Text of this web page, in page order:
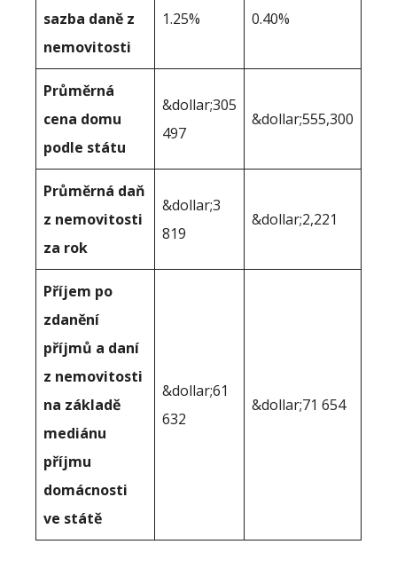
sazba daně z
nemovitosti
1.25% 0.40%
Průměrná
cena domu
podle státu
&dollar;305
497
&dollar;555,300
Průměrná daň
z nemovitosti
za rok
&dollar;3
819
&dollar;2,221
Příjem po
zdanění
příjmů a daní
z nemovitosti
na základě
mediánu
příjmu
domácnosti
ve státě
&dollar;61
632
&dollar;71 654